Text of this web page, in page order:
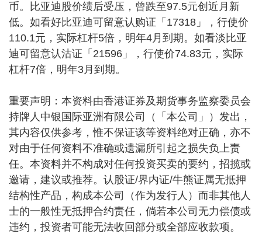
币。比亚迪股价绩后受压，曾跌至97.5元创近月新
低。如看好比亚迪可留意认购证「17318」，行使价
110.1元，实际杠杆5倍，明年4月到期。如看淡比亚
迪可留意认沽证「21596」，行使价74.83元，实际
杠杆7倍，明年3月到期。
重要声明：本资料由香港证券及期货事务监察委员会
持牌人中银国际亚洲有限公司（「本公司」）发出，
其内容仅供参考，惟不保证该等资料绝对正确，亦不
对由于任何资料不准确或遗漏所引起之损失负上责
任。本资料并不构成对任何投资买卖的要约，招揽或
邀请，建议或推荐。认股证/界内证/牛熊证属无抵押
结构性产品，构成本公司（作为发行人）而非其他人
士的一般性无抵押合约责任，倘若本公司无力偿债或
违约，投资者可能无法收回部分或全部应收款项。